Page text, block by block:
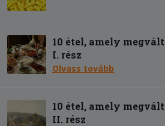
10 étel, amely
I. rész
Olvass tovább
10 étel, amely
II. rész